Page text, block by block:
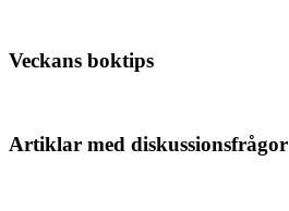
Veckans boktips
Artiklar med diskussionsfrågor